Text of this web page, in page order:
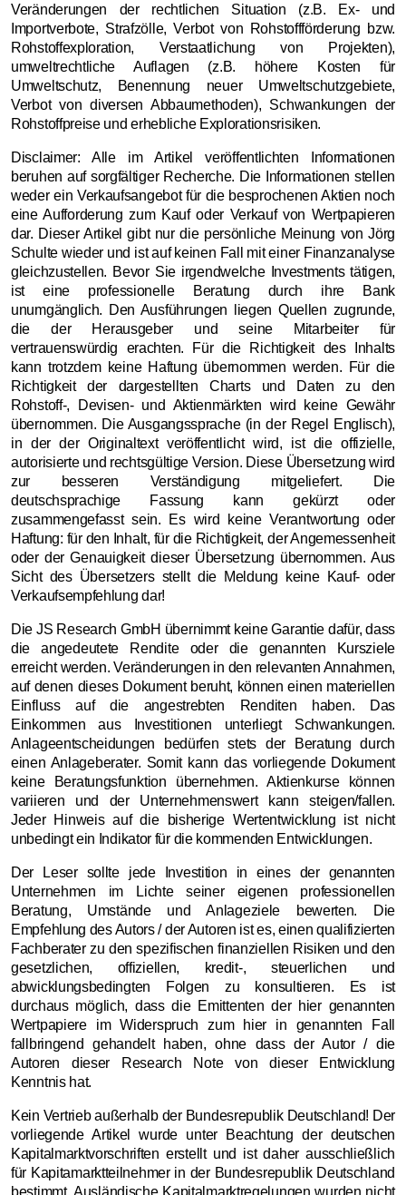
Veränderungen der rechtlichen Situation (z.B. Ex- und
Importverbote, Strafzölle, Verbot von Rohstoffförderung bzw.
Rohstoffexploration, Verstaatlichung von Projekten),
umweltrechtliche Auflagen (z.B. höhere Kosten für
Umweltschutz, Benennung neuer Umweltschutzgebiete,
Verbot von diversen Abbaumethoden), Schwankungen der
Rohstoffpreise und erhebliche Explorationsrisiken.
Disclaimer: Alle im Artikel veröffentlichten Informationen
beruhen auf sorgfältiger Recherche. Die Informationen stellen
weder ein Verkaufsangebot für die besprochenen Aktien noch
eine Aufforderung zum Kauf oder Verkauf von Wertpapieren
dar. Dieser Artikel gibt nur die persönliche Meinung von Jörg
Schulte wieder und ist auf keinen Fall mit einer Finanzanalyse
gleichzustellen. Bevor Sie irgendwelche Investments tätigen,
ist eine professionelle Beratung durch ihre Bank
unumgänglich. Den Ausführungen liegen Quellen zugrunde,
die der Herausgeber und seine Mitarbeiter für
vertrauenswürdig erachten. Für die Richtigkeit des Inhalts
kann trotzdem keine Haftung übernommen werden. Für die
Richtigkeit der dargestellten Charts und Daten zu den
Rohstoff-, Devisen- und Aktienmärkten wird keine Gewähr
übernommen. Die Ausgangssprache (in der Regel Englisch),
in der der Originaltext veröffentlicht wird, ist die offizielle,
autorisierte und rechtsgültige Version. Diese Übersetzung wird
zur besseren Verständigung mitgeliefert. Die
deutschsprachige Fassung kann gekürzt oder
zusammengefasst sein. Es wird keine Verantwortung oder
Haftung: für den Inhalt, für die Richtigkeit, der Angemessenheit
oder der Genauigkeit dieser Übersetzung übernommen. Aus
Sicht des Übersetzers stellt die Meldung keine Kauf- oder
Verkaufsempfehlung dar!
Die JS Research GmbH übernimmt keine Garantie dafür, dass
die angedeutete Rendite oder die genannten Kursziele
erreicht werden. Veränderungen in den relevanten Annahmen,
auf denen dieses Dokument beruht, können einen materiellen
Einfluss auf die angestrebten Renditen haben. Das
Einkommen aus Investitionen unterliegt Schwankungen.
Anlageentscheidungen bedürfen stets der Beratung durch
einen Anlageberater. Somit kann das vorliegende Dokument
keine Beratungsfunktion übernehmen. Aktienkurse können
variieren und der Unternehmenswert kann steigen/fallen.
Jeder Hinweis auf die bisherige Wertentwicklung ist nicht
unbedingt ein Indikator für die kommenden Entwicklungen.
Der Leser sollte jede Investition in eines der genannten
Unternehmen im Lichte seiner eigenen professionellen
Beratung, Umstände und Anlageziele bewerten. Die
Empfehlung des Autors / der Autoren ist es, einen qualifizierten
Fachberater zu den spezifischen finanziellen Risiken und den
gesetzlichen, offiziellen, kredit-, steuerlichen und
abwicklungsbedingten Folgen zu konsultieren. Es ist
durchaus möglich, dass die Emittenten der hier genannten
Wertpapiere im Widerspruch zum hier in genannten Fall
fallbringend gehandelt haben, ohne dass der Autor / die
Autoren dieser Research Note von dieser Entwicklung
Kenntnis hat.
Kein Vertrieb außerhalb der Bundesrepublik Deutschland! Der
vorliegende Artikel wurde unter Beachtung der deutschen
Kapitalmarktvorschriften erstellt und ist daher ausschließlich
für Kapitamarktteilnehmer in der Bundesrepublik Deutschland
bestimmt. Ausländische Kapitalmarktregelungen wurden nicht